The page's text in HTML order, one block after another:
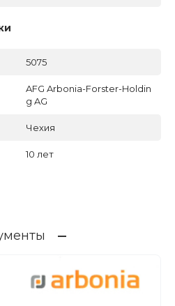
5075
AFG Arbonia-Forster-Holdin
g AG
Чехия
10 лет